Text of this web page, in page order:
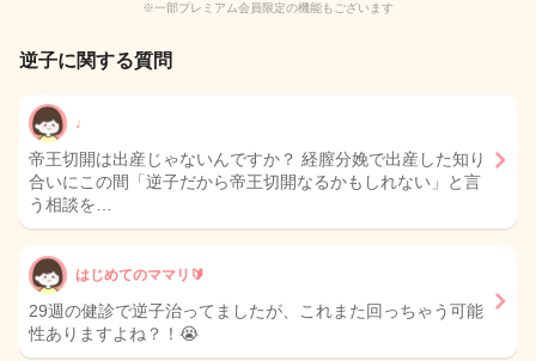
※一部プレミアム会員限定の機能もございます
逆子に関する質問
♩
帝王切開は出産じゃないんですか？ 経膣分娩で出産した知り
合いにこの間「逆子だから帝王切開なるかもしれない」と言
う相談を…
はじめてのママリ🔰
29週の健診で逆子治ってましたが、これまた回っちゃう可能
性ありますよね？！😭